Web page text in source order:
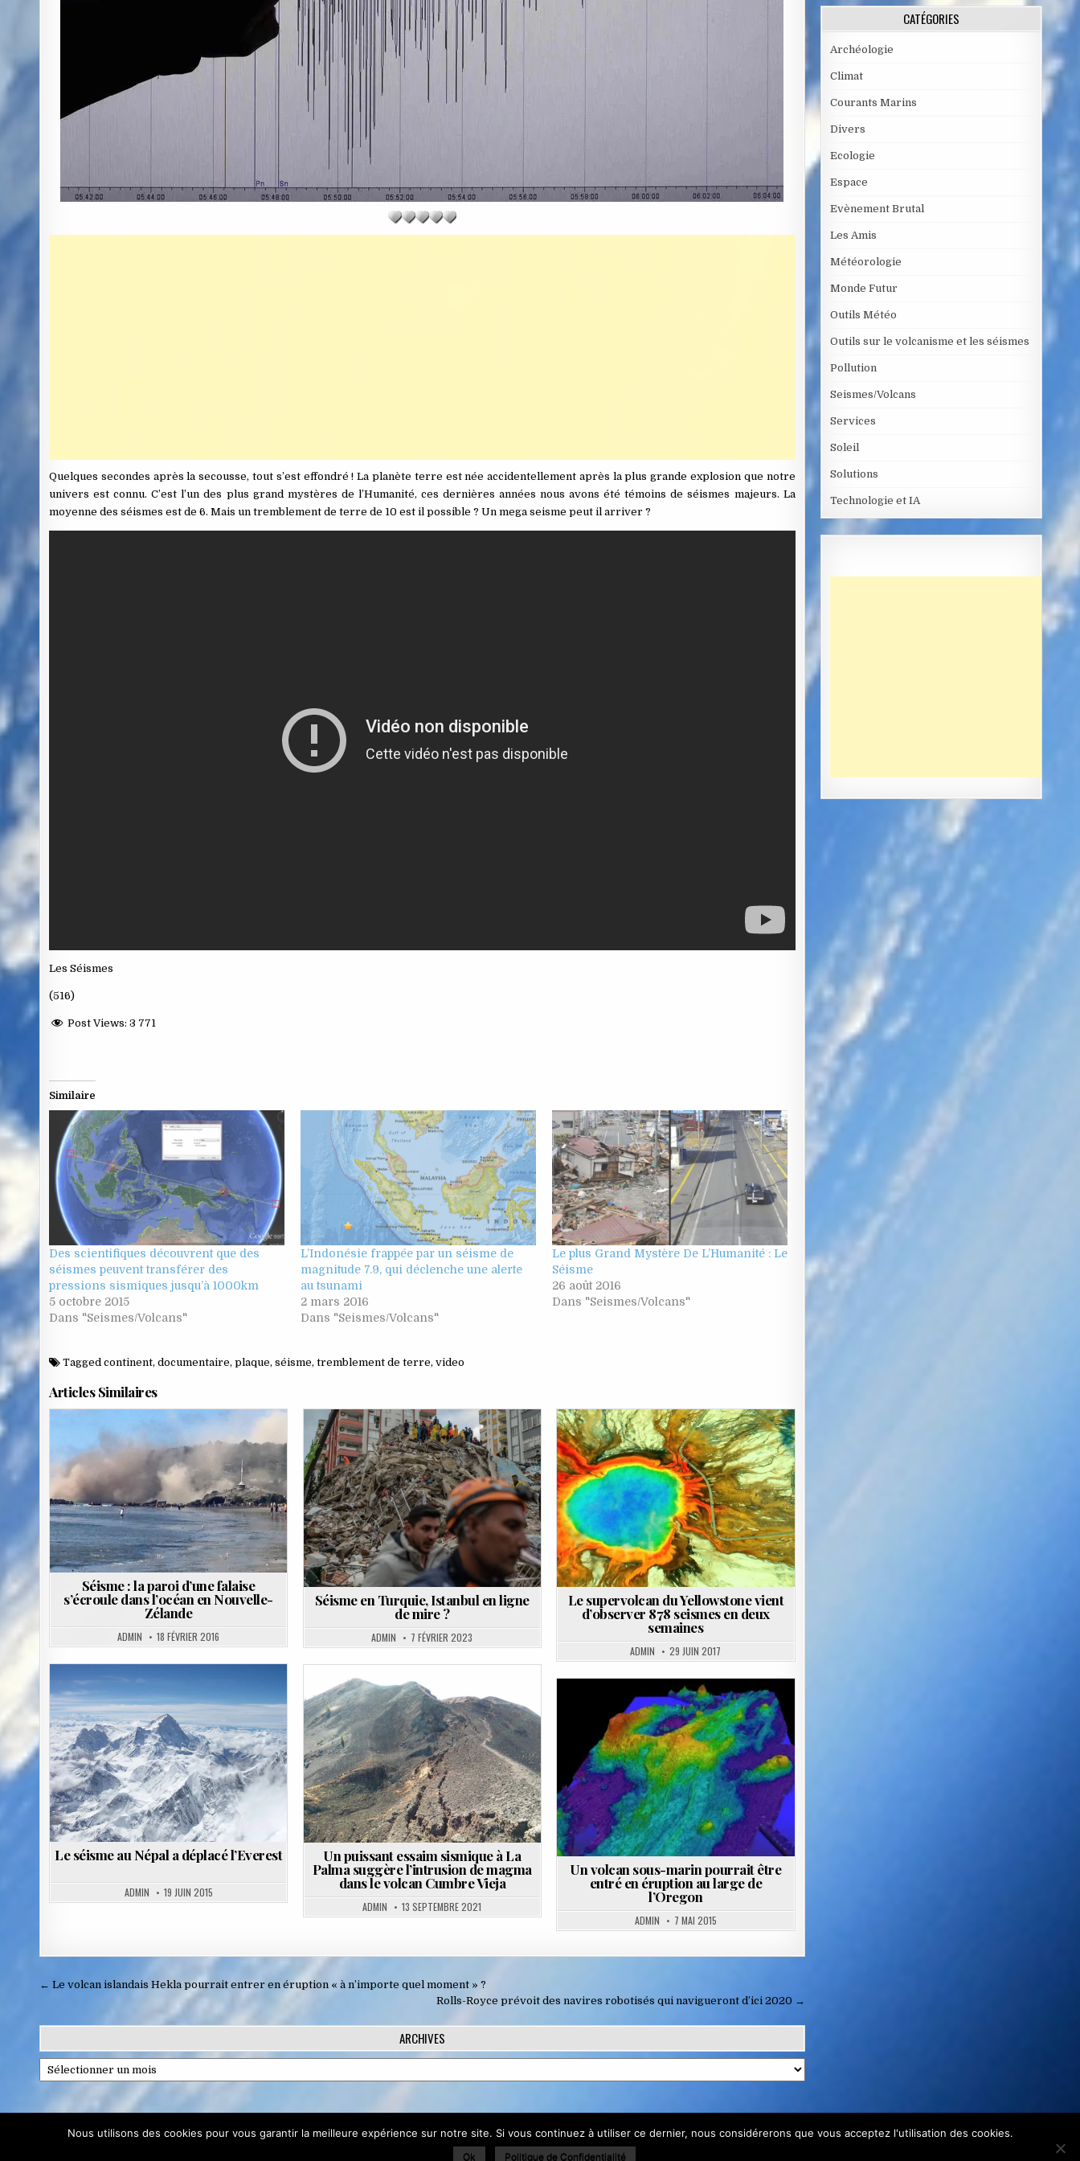
Quelques secondes après la secousse, tout s’est effondré ! La planète terre est née accidentellement après la plus grande explosion que notre
univers est connu. C’est l’un des plus grand mystères de l’Humanité, ces dernières années nous avons été témoins de séismes majeurs. La
moyenne des séismes est de 6. Mais un tremblement de terre de 10 est il possible ? Un mega seisme peut il arriver ?
Les Séismes
(516)
Post Views: 3 771
Similaire
Des scientifiques découvrent que des
séismes peuvent transférer des
pressions sismiques jusqu’à 1000km
5 octobre 2015
Dans "Seismes/Volcans"
L’Indonésie frappée par un séisme de
magnitude 7.9, qui déclenche une alerte
au tsunami
2 mars 2016
Dans "Seismes/Volcans"
Le plus Grand Mystère De L’Humanité : Le
Séisme
26 août 2016
Dans "Seismes/Volcans"
Taggedcontinent,documentaire,plaque,séisme,tremblement de terre,video
Articles Similaires
Posted
Séisme : la paroi d’une falaise
s’écroule dans l’océan en Nouvelle-
Zélande
ADMIN 18 FÉVRIER 2016
Posted
in
Séisme en Turquie, Istanbul en ligne
de mire ?
ADMIN 7 FÉVRIER 2023
Posted
in
Le supervolcan du Yellowstone vient
d’observer 878 seismes en deux
semaines
ADMIN 29 JUIN 2017
Posted
in
Le séisme au Népal a déplacé l’Everest
ADMIN 19 JUIN 2015
Posted
in
Un puissant essaim sismique à La
Palma suggère l’intrusion de magma
dans le volcan Cumbre Vieja
ADMIN 13 SEPTEMBRE 2021
Posted
in
Un volcan sous-marin pourrait être
entré en éruption au large de
l’Oregon
ADMIN 7 MAI 2015
Navigation
l’article
← Le volcan islandais Hekla pourrait entrer en éruption « à n’importe quel moment » ?
Rolls-Royce prévoit des navires robotisés qui navigueront d’ici 2020 →
ARCHIVES
Archives
CATÉGORIES
Archéologie
Climat
Courants Marins
Divers
Ecologie
Espace
Evènement Brutal
Les Amis
Météorologie
Monde Futur
Outils Météo
Outils sur le volcanisme et les séismes
Pollution
Seismes/Volcans
Services
Soleil
Solutions
Technologie et IA
Confidentialité et cookies : ce site utilise des cookies. En continuant à utiliser ce site Web, vous acceptez leur utilisation.
Nous utilisons des cookies pour vous garantir la meilleure expérience sur notre site. Si vous continuez à utiliser ce dernier, nous considérerons que vous acceptez l'utilisation des cookies.
Ok Politique de Confidentialité